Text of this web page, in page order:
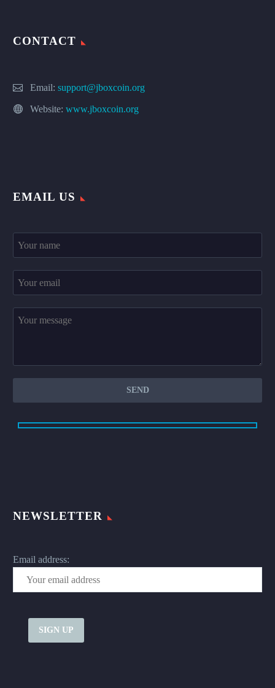
CONTACT
Email: support@jboxcoin.org
Website: www.jboxcoin.org
EMAIL US
NEWSLETTER
Email address: